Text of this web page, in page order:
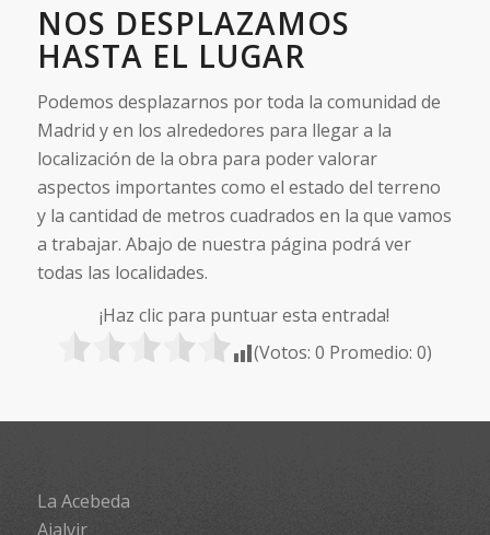
NOS DESPLAZAMOS
HASTA EL LUGAR
Podemos desplazarnos por toda la comunidad de
Madrid y en los alrededores para llegar a la
localización de la obra para poder valorar
aspectos importantes como el estado del terreno
y la cantidad de metros cuadrados en la que vamos
a trabajar. Abajo de nuestra página podrá ver
todas las localidades.
¡Haz clic para puntuar esta entrada!
(Votos:0 Promedio:0)
La Acebeda
Ajalvir